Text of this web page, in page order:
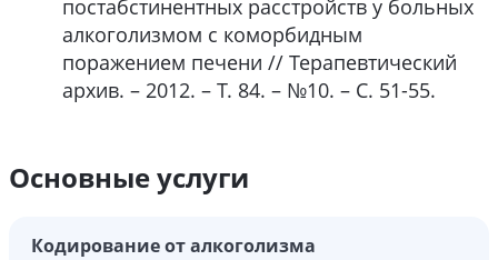
постабстинентных расстройств у больных
алкоголизмом с коморбидным
поражением печени // Терапевтический
архив. – 2012. – Т. 84. – №10. – С. 51-55.
Основные услуги
Кодирование от алкоголизма